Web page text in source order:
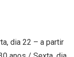
dia 22 – a partir